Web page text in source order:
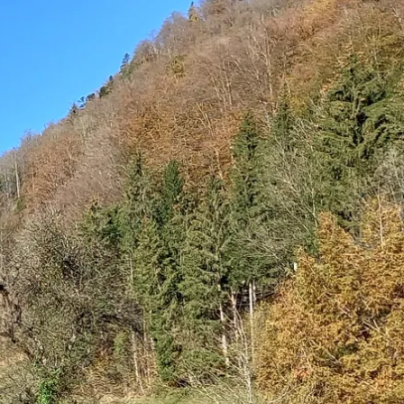
B2B Portal